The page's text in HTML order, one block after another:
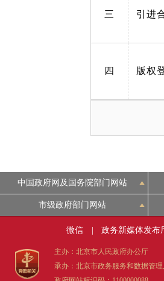
三 引进
四 版权
中国政府网及国务院部门网站
市级政府部门网站
微信 政务新媒体发布
主办：北京市人民政府办公厅
承办：北京市政务服务和数据管理